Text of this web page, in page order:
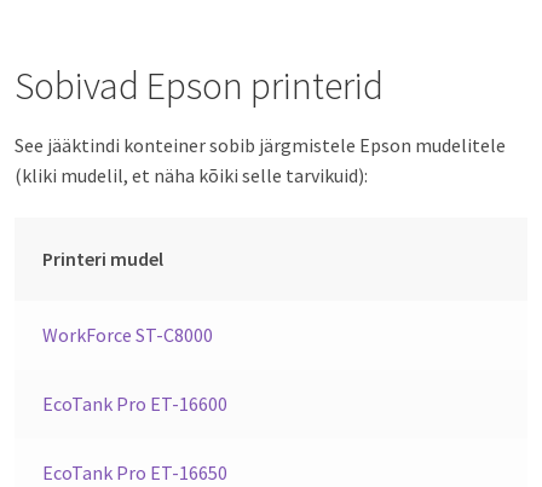
Sobivad Epson printerid
See jääktindi konteiner sobib järgmistele Epson mudelitele
(kliki mudelil, et näha kõiki selle tarvikuid):
Printeri mudel
WorkForce ST-C8000
EcoTank Pro ET-16600
EcoTank Pro ET-16650